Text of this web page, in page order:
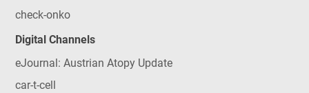
check-onko
Digital Channels
eJournal: Austrian Atopy Update
car-t-cell